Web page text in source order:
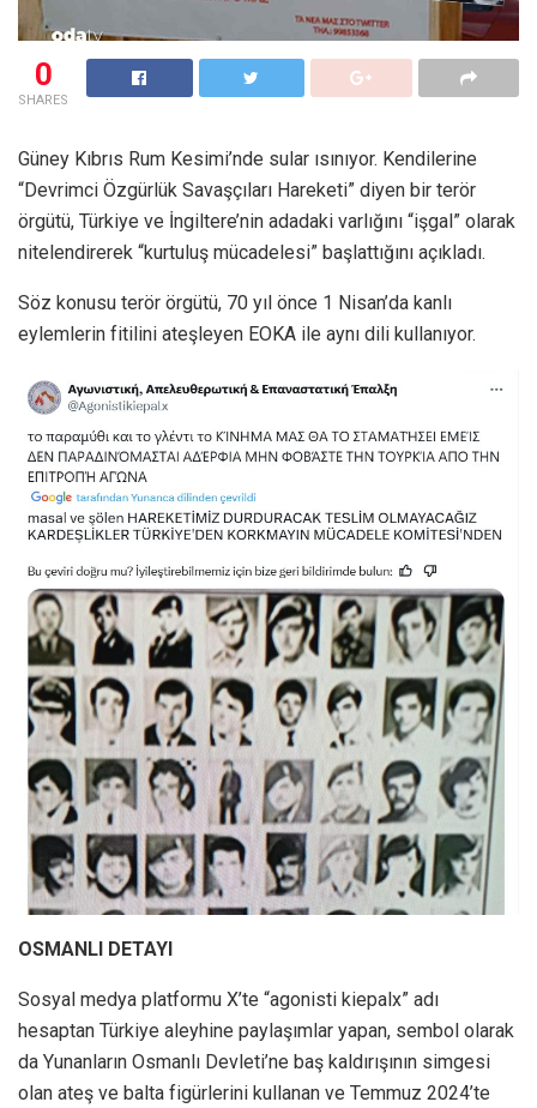
0
SHARES
Güney Kıbrıs Rum Kesimi’nde sular ısınıyor. Kendilerine
“Devrimci Özgürlük Savaşçıları Hareketi” diyen bir terör
örgütü, Türkiye ve İngiltere’nin adadaki varlığını “işgal” olarak
nitelendirerek “kurtuluş mücadelesi” başlattığını açıkladı.
Söz konusu terör örgütü, 70 yıl önce 1 Nisan’da kanlı
eylemlerin fitilini ateşleyen EOKA ile aynı dili kullanıyor.
OSMANLI DETAYI
Sosyal medya platformu X’te “agonisti kiepalx” adı
hesaptan Türkiye aleyhine paylaşımlar yapan, sembol olarak
da Yunanların Osmanlı Devleti’ne baş kaldırışının simgesi
olan ateş ve balta figürlerini kullanan ve Temmuz 2024’te